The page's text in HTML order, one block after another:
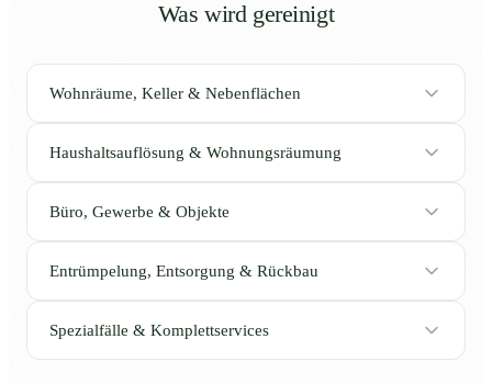
Was wird gereinigt
Wohnräume, Keller & Nebenflächen
Haushaltsauflösung & Wohnungsräumung
Büro, Gewerbe & Objekte
Entrümpelung, Entsorgung & Rückbau
Spezialfälle & Komplettservices